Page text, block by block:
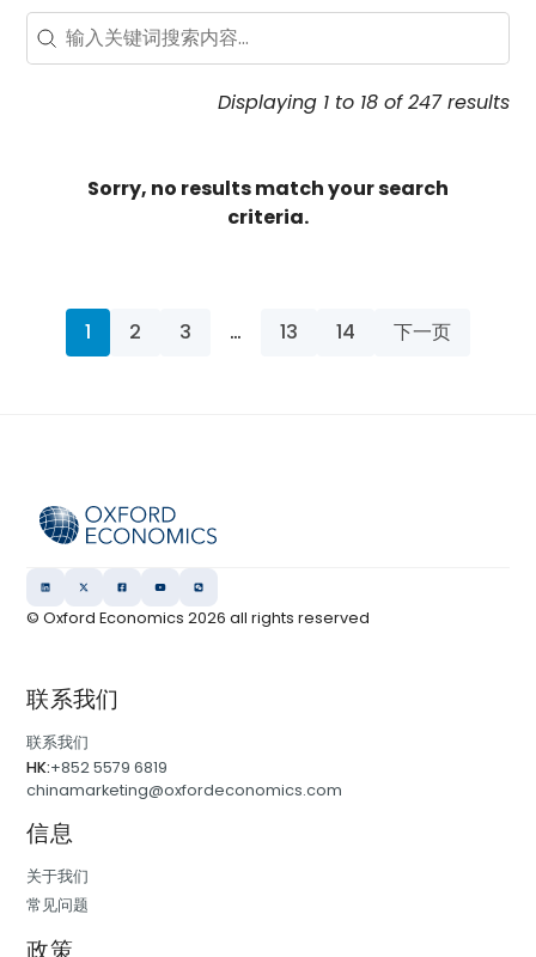
Search – Resource Hub
Search content
Displaying 1 to 18 of 247 results
Sorry, no results match your search
criteria.
1 2 3 … 13 14 下一页
© Oxford Economics2026 all rights reserved
联系我们
联系我们
HK:+852 5579 6819
chinamarketing@oxfordeconomics.com
信息
关于我们
常见问题